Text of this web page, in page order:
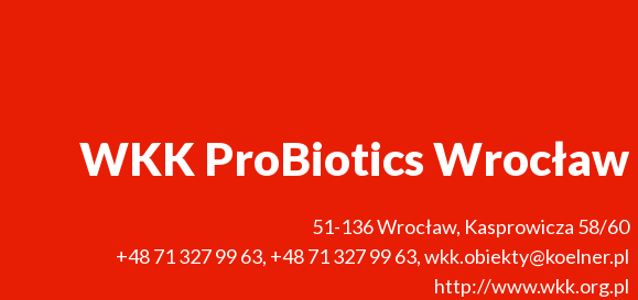
WKK ProBiotics Wrocław
51-136Wrocław, Kasprowicza 58/60
+48 71 327 99 63, +48 71 327 99 63,wkk.obiekty@koelner.pl
http://www.wkk.org.pl